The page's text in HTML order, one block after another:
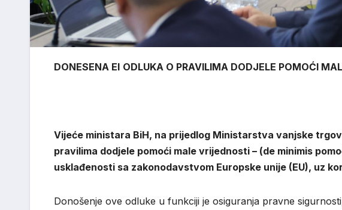
DONESENA EI ODLUKA O PRAVILIMA DODJELE POMOĆI
Vijeće ministara BiH, na prijedlog Ministarstva vanjske
pravilima dodjele pomoći male vrijednosti – (de minimis
usklađenosti sa zakonodavstvom Europske unije (EU), uz
Donošenje ove odluke u funkciji je osiguranja pravne